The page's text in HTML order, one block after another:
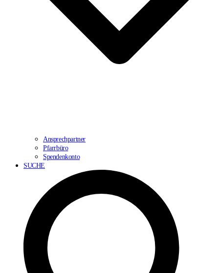
Ansprechpartner
Pfarrbüro
Spendenkonto
SUCHE